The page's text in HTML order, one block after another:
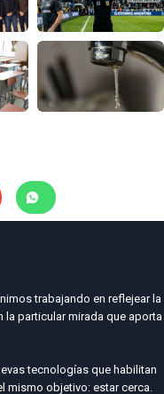
trabajando en reflejear la
particular mirada que aporta
tecnologías que habilitan
objetivo: estar cerca.